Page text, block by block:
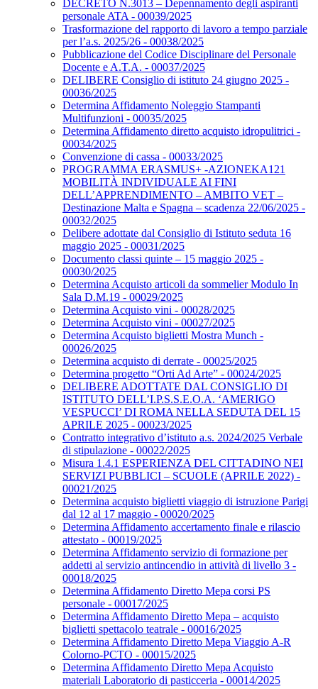
DECRETO N.3013 – Depennamento degli aspiranti
personale ATA - 00039/2025
Trasformazione del rapporto di lavoro a tempo parziale
per l’a.s. 2025/26 - 00038/2025
Pubblicazione del Codice Disciplinare del Personale
Docente e A.T.A. - 00037/2025
DELIBERE Consiglio di istituto 24 giugno 2025 -
00036/2025
Determina Affidamento Noleggio Stampanti
Multifunzioni - 00035/2025
Determina Affidamento diretto acquisto idropulitrici -
00034/2025
Convenzione di cassa - 00033/2025
PROGRAMMA ERASMUS+ -AZIONEKA121
MOBILITÀ INDIVIDUALE AI FINI
DELL’APPRENDIMENTO – AMBITO VET –
Destinazione Malta e Spagna – scadenza 22/06/2025 -
00032/2025
Delibere adottate dal Consiglio di Istituto seduta 16
maggio 2025 - 00031/2025
Documento classi quinte – 15 maggio 2025 -
00030/2025
Determina Acquisto articoli da sommelier Modulo In
Sala D.M.19 - 00029/2025
Determina Acquisto vini - 00028/2025
Determina Acquisto vini - 00027/2025
Determina Acquisto biglietti Mostra Munch -
00026/2025
Determina acquisto di derrate - 00025/2025
Determina progetto “Orti Ad Arte” - 00024/2025
DELIBERE ADOTTATE DAL CONSIGLIO DI
ISTITUTO DELL’I.P.S.S.E.O.A. ‘AMERIGO
VESPUCCI’ DI ROMA NELLA SEDUTA DEL 15
APRILE 2025 - 00023/2025
Contratto integrativo d’istituto a.s. 2024/2025 Verbale
di stipulazione - 00022/2025
Misura 1.4.1 ESPERIENZA DEL CITTADINO NEI
SERVIZI PUBBLICI – SCUOLE (APRILE 2022) -
00021/2025
Determina acquisto biglietti viaggio di istruzione Parigi
dal 12 al 17 maggio - 00020/2025
Determina Affidamento accertamento finale e rilascio
attestato - 00019/2025
Determina Affidamento servizio di formazione per
addetti al servizio antincendio in attività di livello 3 -
00018/2025
Determina Affidamento Diretto Mepa corsi PS
personale - 00017/2025
Determina Affidamento Diretto Mepa – acquisto
biglietti spettacolo teatrale - 00016/2025
Determina Affidamento Diretto Mepa Viaggio A-R
Colorno-PCTO - 00015/2025
Determina Affidamento Diretto Mepa Acquisto
materiali Laboratorio di pasticceria - 00014/2025